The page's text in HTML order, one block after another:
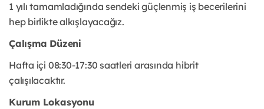
1 yılı tamamladığında sendeki güçlenmiş iş becerilerini
hep birlikte alkışlayacağız.
Çalışma Düzeni
Hafta içi 08:30-17:30 saatleri arasında hibrit
çalışılacaktır.
Kurum Lokasyonu